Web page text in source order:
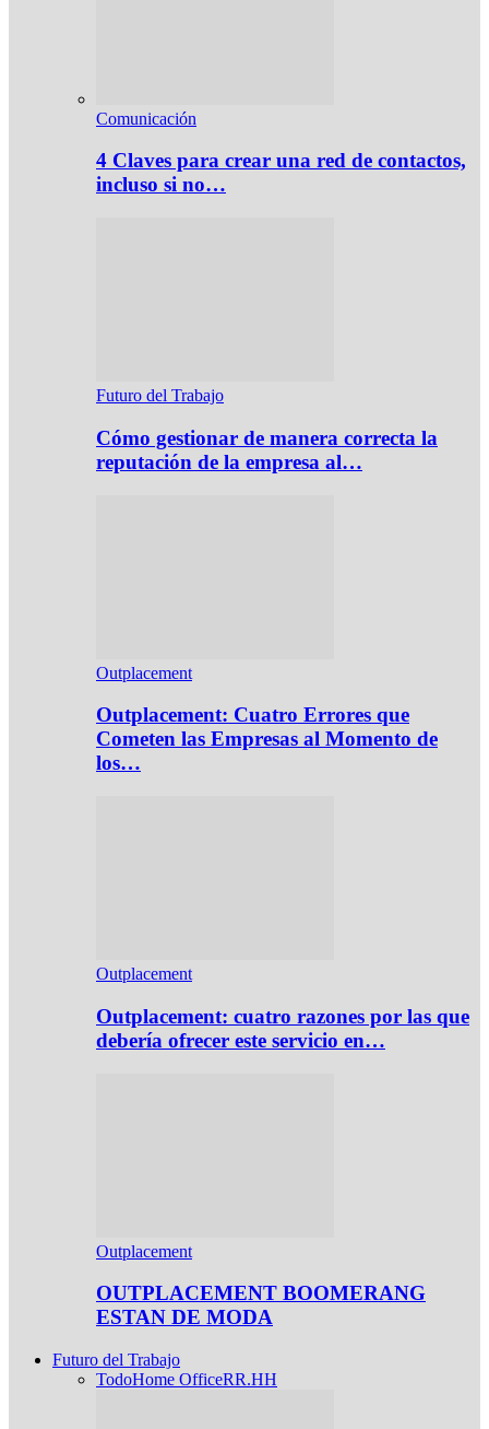
Comunicación
4 Claves para crear una red de contactos,
incluso si no…
Futuro del Trabajo
Cómo gestionar de manera correcta la
reputación de la empresa al…
Outplacement
Outplacement: Cuatro Errores que
Cometen las Empresas al Momento de
los…
Outplacement
Outplacement: cuatro razones por las que
debería ofrecer este servicio en…
Outplacement
OUTPLACEMENT BOOMERANG
ESTAN DE MODA
Futuro del Trabajo
TodoHome OfficeRR.HH